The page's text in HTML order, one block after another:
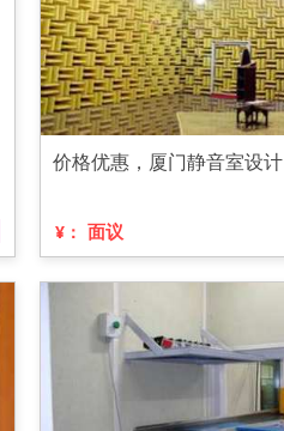
价格优惠，厦门静音室设计
¥： 面议